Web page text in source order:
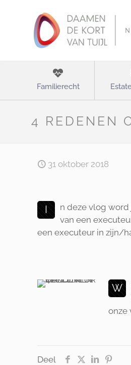
Familierecht
4 REDENEN
31 oktober 2018
I
n deze vlog
van een
een executeur in zijn/
W
onze
Deel